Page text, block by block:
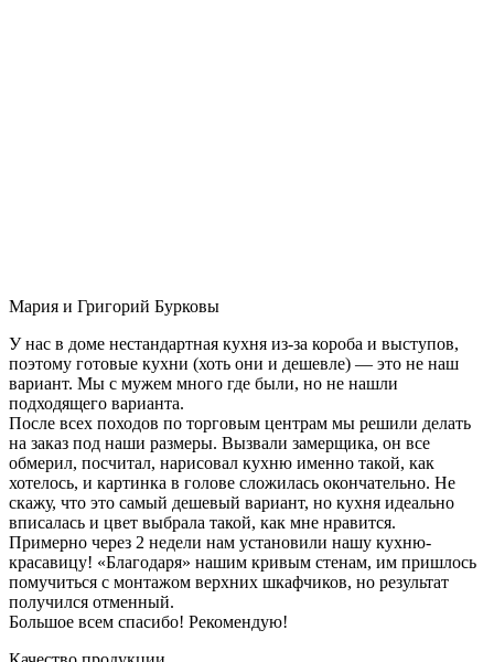
Мария и Григорий Бурковы
У нас в доме нестандартная кухня из-за короба и выступов,
поэтому готовые кухни (хоть они и дешевле) — это не наш
вариант. Мы с мужем много где были, но не нашли
подходящего варианта.
После всех походов по торговым центрам мы решили делать
на заказ под наши размеры. Вызвали замерщика, он все
обмерил, посчитал, нарисовал кухню именно такой, как
хотелось, и картинка в голове сложилась окончательно. Не
скажу, что это самый дешевый вариант, но кухня идеально
вписалась и цвет выбрала такой, как мне нравится.
Примерно через 2 недели нам установили нашу кухню-
красавицу! «Благодаря» нашим кривым стенам, им пришлось
помучиться с монтажом верхних шкафчиков, но результат
получился отменный.
Большое всем спасибо! Рекомендую!